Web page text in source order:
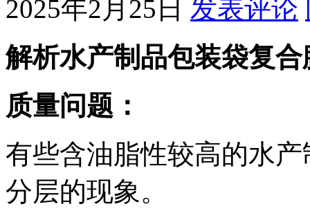
2025年2月25日 发表评论
解析水产制品包装袋复
质量问题：
有些含油脂性较高的水
分层的现象。